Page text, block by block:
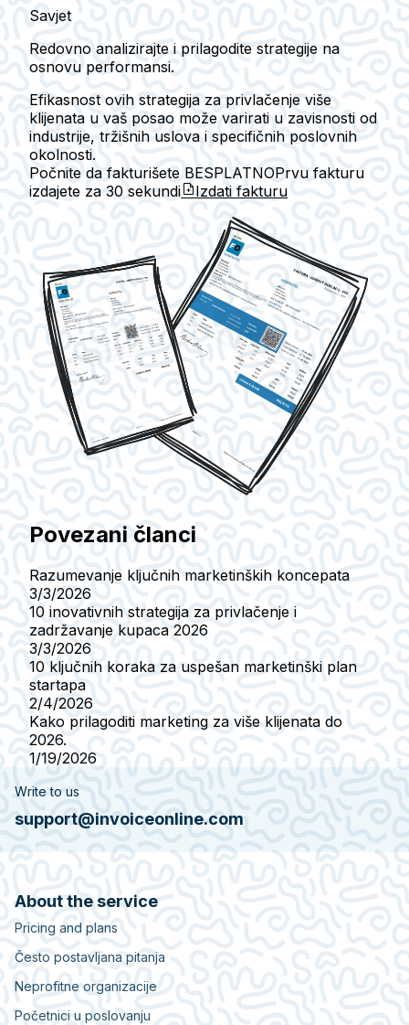
Savjet
Redovno analizirajte i prilagodite strategije na
osnovu performansi.
Efikasnost ovih strategija za privlačenje više
klijenata u vaš posao može varirati u zavisnosti od
industrije, tržišnih uslova i specifičnih poslovnih
okolnosti.
Počnite da fakturišete BESPLATNOPrvu fakturu
izdajete za 30 sekundi Izdati fakturu
Povezani članci
Razumevanje ključnih marketinških koncepata
3/3/2026
10 inovativnih strategija za privlačenje i
zadržavanje kupaca 2026
3/3/2026
10 ključnih koraka za uspešan marketinški plan
startapa
2/4/2026
Kako prilagoditi marketing za više klijenata do
2026.
1/19/2026
Write to us
support@invoiceonline.com
About the service
Pricing and plans
Često postavljana pitanja
Neprofitne organizacije
Početnici u poslovanju